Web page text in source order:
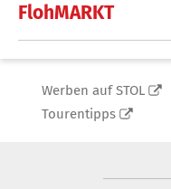
FlohMARKT
Werben auf STOL
Tourentipps